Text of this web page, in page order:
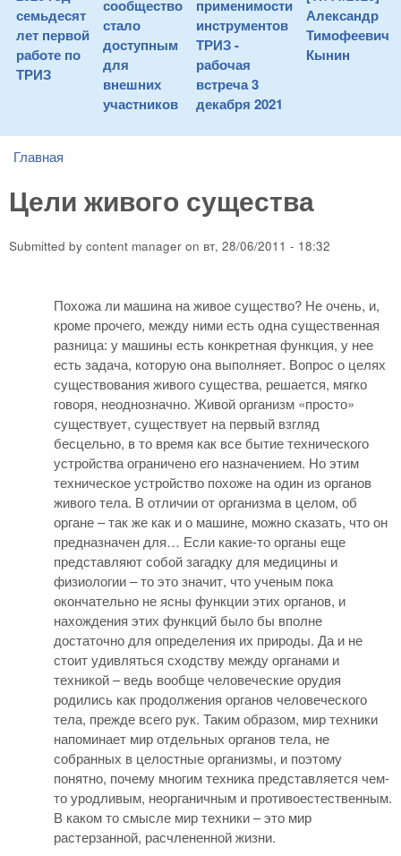
семьдесят
лет первой
работе по
ТРИЗ
сообщество
стало
доступным
для
внешних
участников
применимости
инструментов
ТРИЗ -
рабочая
встреча 3
декабря 2021
Александр
Тимофеевич
Кынин
You are here
Главная
Цели живого существа
Submitted by content manager on вт, 28/06/2011 - 18:32
Похожа ли машина на живое существо? Не очень, и,
кроме прочего, между ними есть одна существенная
разница: у машины есть конкретная функция, у нее
есть задача, которую она выполняет. Вопрос о целях
существования живого существа, решается, мягко
говоря, неоднозначно. Живой организм «просто»
существует, существует на первый взгляд
бесцельно, в то время как все бытие технического
устройства ограничено его назначением. Но этим
техническое устройство похоже на один из органов
живого тела. В отличии от организма в целом, об
органе – так же как и о машине, можно сказать, что он
предназначен для… Если какие-то органы еще
представляют собой загадку для медицины и
физиологии – то это значит, что ученым пока
окончательно не ясны функции этих органов, и
нахождения этих функций было бы вполне
достаточно для определения их природы. Да и не
стоит удивляться сходству между органами и
техникой – ведь вообще человеческие орудия
родились как продолжения органов человеческого
тела, прежде всего рук. Таким образом, мир техники
напоминает мир отдельных органов тела, не
собранных в целостные организмы, и поэтому
понятно, почему многим техника представляется чем-
то уродливым, неорганичным и противоестественным.
В каком то смысле мир техники – это мир
растерзанной, расчлененной жизни.